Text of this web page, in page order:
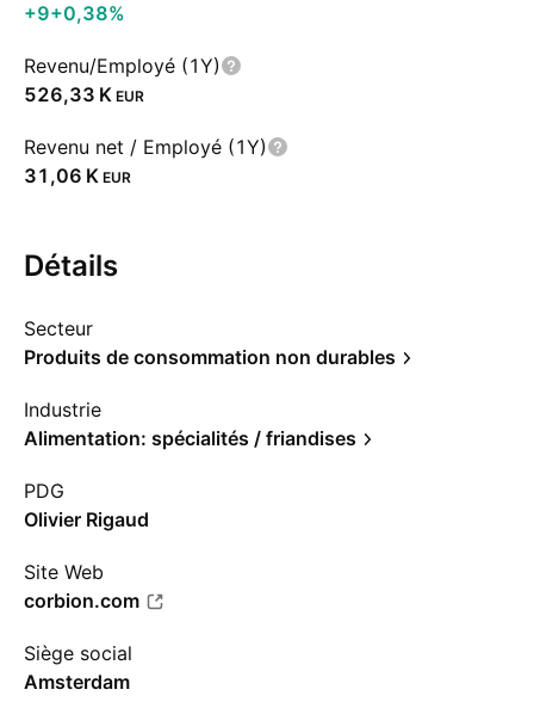
+9+0,38%
Revenu/Employé (1Y)
‪526,33 K‬ EUR
Revenu net / Employé (1Y)
‪31,06 K‬ EUR
Détails
Secteur
Produits de consommation non durables
Industrie
Alimentation: spécialités / friandises
PDG
Olivier Rigaud
Site Web
corbion.com
Siège social
Amsterdam